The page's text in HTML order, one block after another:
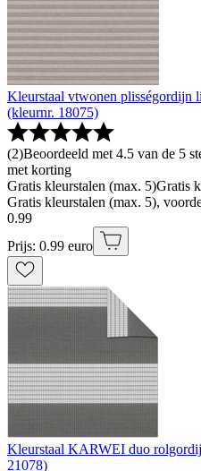
Kleurstaal vtwonen plisségordijn
(kleurnr. 18075)
(2)Beoordeeld met 4.5 van de 5
met korting
Gratis kleurstalen (max. 5)Gratis
Gratis kleurstalen (max. 5),
0.99
Prijs: 0.99 euro
Kleurstaal KARWEI duo
21078)